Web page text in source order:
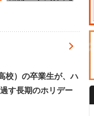
校）の卒業生が、ハ
す長期のホリデー